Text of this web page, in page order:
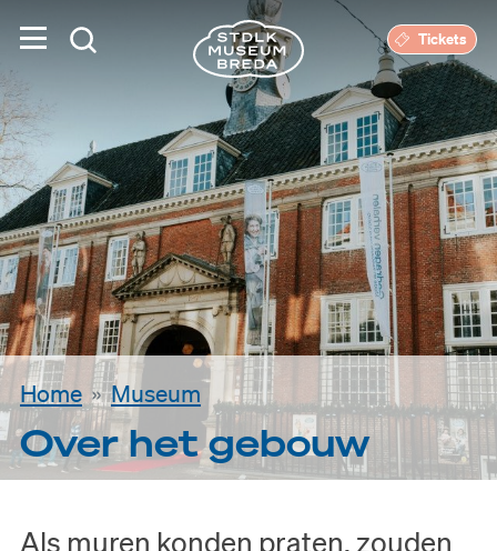
Tickets
Home Museum
Over het gebouw
Als muren konden praten, zouden